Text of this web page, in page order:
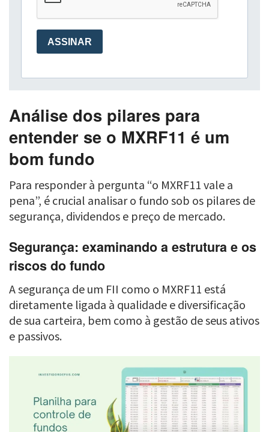
Análise dos pilares para
entender se o MXRF11 é um
bom fundo
Para responder à pergunta “o MXRF11 vale a
pena”, é crucial analisar o fundo sob os pilares de
segurança, dividendos e preço de mercado.
Segurança: examinando a estrutura e os
riscos do fundo
A segurança de um FII como o MXRF11 está
diretamente ligada à qualidade e diversificação
de sua carteira, bem como à gestão de seus ativos
e passivos.